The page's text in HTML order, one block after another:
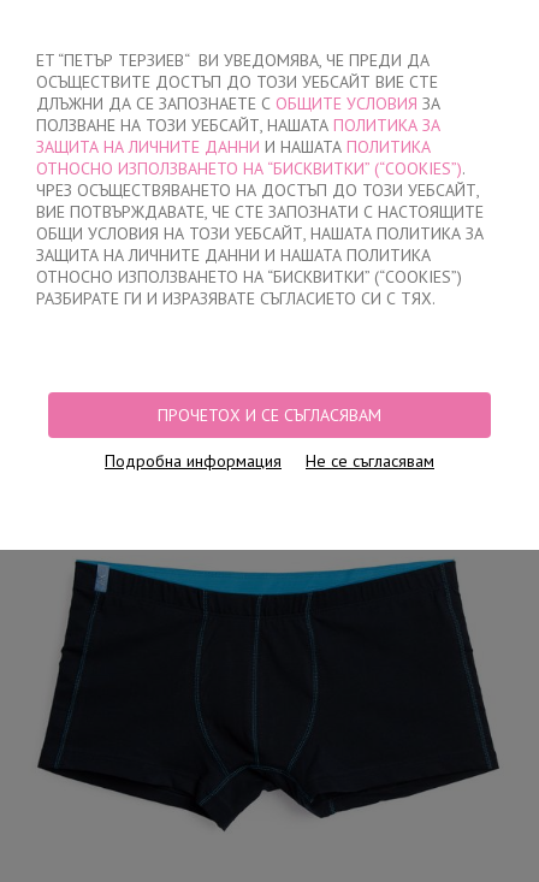
ET “ПЕТЪР ТЕРЗИЕВ“ ВИ УВЕДОМЯВА, ЧЕ ПРЕДИ ДА
ОСЪЩЕСТВИТЕ ДОСТЪП ДО ТОЗИ УЕБСАЙТ ВИЕ СТЕ
ДЛЪЖНИ ДА СЕ ЗАПОЗНАЕТЕ С ОБЩИТЕ УСЛОВИЯ ЗА
ПОЛЗВАНЕ НА ТОЗИ УЕБСАЙТ, НАШАТА ПОЛИТИКА ЗА
ЗАЩИТА НА ЛИЧНИТЕ ДАННИ И НАШАТА ПОЛИТИКА
ОТНОСНО ИЗПОЛЗВАНЕТО НА “БИСКВИТКИ” (“COOKIES”).
ЧРЕЗ ОСЪЩЕСТВЯВАНЕТО НА ДОСТЪП ДО ТОЗИ УЕБСАЙТ,
ВИЕ ПОТВЪРЖДАВАТЕ, ЧЕ СТЕ ЗАПОЗНАТИ С НАСТОЯЩИТЕ
ОБЩИ УСЛОВИЯ НА ТОЗИ УЕБСАЙТ, НАШАТА ПОЛИТИКА ЗА
ЗАЩИТА НА ЛИЧНИТЕ ДАННИ И НАШАТА ПОЛИТИКА
ОТНОСНО ИЗПОЛЗВАНЕТО НА “БИСКВИТКИ” (“COOKIES”)
РАЗБИРАТЕ ГИ И ИЗРАЗЯВАТЕ СЪГЛАСИЕТО СИ С ТЯХ.
ПРОЧЕТОХ И СЕ СЪГЛАСЯВАМ
Подробна информация Не се съгласявам
МОЯТА ПОРЪЧКА
няма добавени продукти
НАЧАЛО / МЪЖКО / БОКСЕРКИ / ПРИКРИТ ЛАСТИК / ПАМУЧНИ МЪЖКИ
БОКСЕРКИ СЪС СИН ЛАСТИК